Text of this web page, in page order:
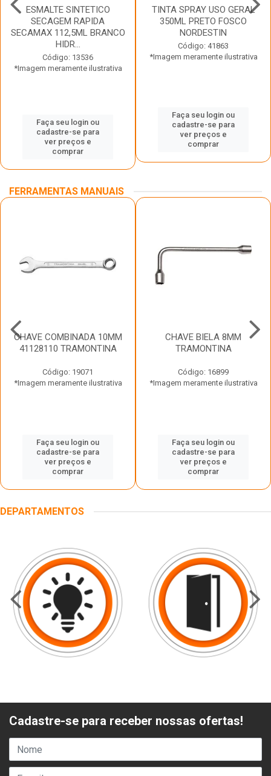
ESMALTE SINTETICO
SECAGEM RAPIDA
SECAMAX 112,5ML BRANCO
HIDR...
Código: 13536
*Imagem meramente ilustrativa
Faça seu login ou
cadastre-se para
ver preços e
comprar
TINTA SPRAY USO GERAL
350ML PRETO FOSCO
NORDESTIN
Código: 41863
*Imagem meramente ilustrativa
Faça seu login ou
cadastre-se para
ver preços e
comprar
FERRAMENTAS MANUAIS
CHAVE COMBINADA 10MM
41128110 TRAMONTINA
Código: 19071
*Imagem meramente ilustrativa
Faça seu login ou
cadastre-se para
ver preços e
comprar
CHAVE BIELA 8MM
TRAMONTINA
Código: 16899
*Imagem meramente ilustrativa
Faça seu login ou
cadastre-se para
ver preços e
comprar
DEPARTAMENTOS
Cadastre-se para receber nossas ofertas!